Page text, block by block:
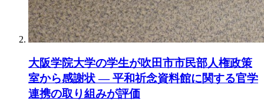
大阪学院大学の学生が吹田市市民部人権政策
室から感謝状 ― 平和祈念資料館に関する官学
連携の取り組みが評価